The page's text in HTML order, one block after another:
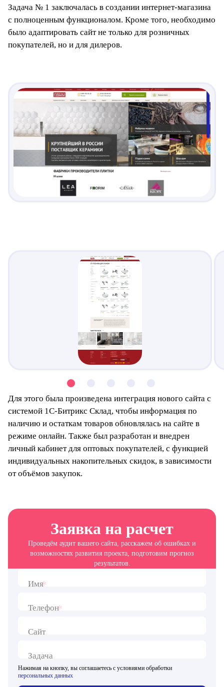
Задача № 1 заключалась в создании интернет-магазина
с полноценным функционалом. Кроме того, необходимо
было адаптировать сайт не только для розничных
покупателей, но и для дилеров.
Для этого была произведена интеграция нового сайта с
системой 1С-Битрикс Склад, чтобы информация по
наличию и остаткам товаров обновлялась на сайте в
режиме онлайн. Также был разработан и внедрен
личный кабинет для оптовых покупателей, с функцией
индивидуальных накопительных скидок, в зависимости
от объёмов закупок.
Заявка на расчет
Проведём аудит вашего сайта, расскажем об ошибках и
возможностях развития проекта, подготовим прогноз
результатов.
Имя*
Телефон*
Сайт
Задача
Нажимая на кнопку, вы соглашаетесь с условиями обработки
персональных данных